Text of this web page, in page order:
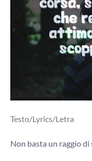
Testo/Lyrics/Letra
Non basta un raggio